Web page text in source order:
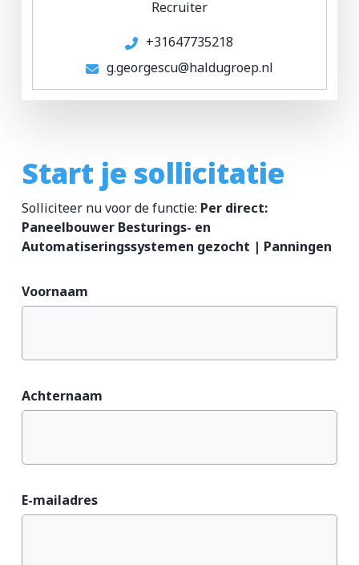
Recruiter
+31647735218
g.georgescu@haldugroep.nl
Start je sollicitatie
Solliciteer nu voor de functie: Per direct:
Paneelbouwer Besturings- en
Automatiseringssystemen gezocht | Panningen
Voornaam
Achternaam
E-mailadres